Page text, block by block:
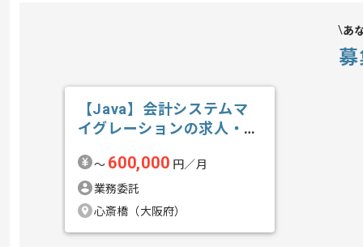
あ
【Java】会計システムマ
イグレーションの求人・案
〜 600,000 円／月
業務委託
心斎橋（大阪府）